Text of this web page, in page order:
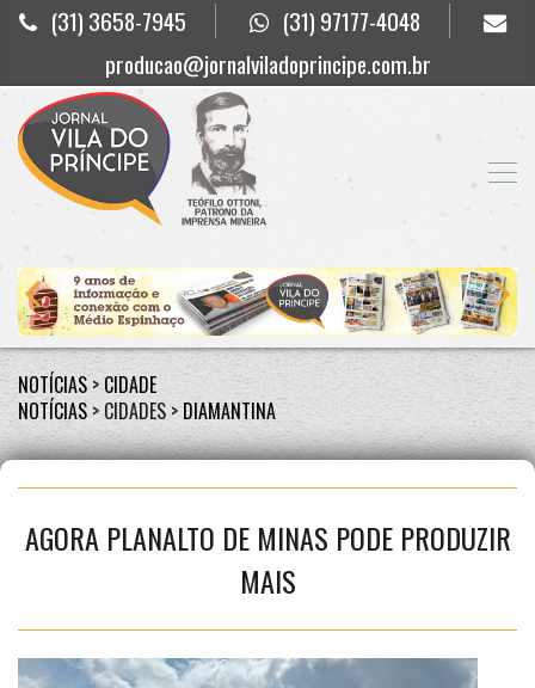
(31) 3658-7945
(31) 97177-4048
producao@jornalviladoprincipe.com.br
NOTÍCIAS > CIDADE
NOTÍCIAS > CIDADES > DIAMANTINA
AGORA PLANALTO DE MINAS PODE PRODUZIR
MAIS